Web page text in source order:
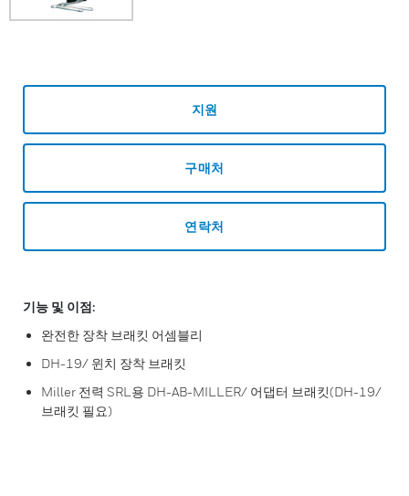
지원
구매처
연락처
기능 및 이점:
완전한 장착 브래킷 어셈블리
DH-19/ 윈치 장착 브래킷
Miller 전력 SRL용 DH-AB-MILLER/ 어댑터 브래킷(DH-19/
브래킷 필요)